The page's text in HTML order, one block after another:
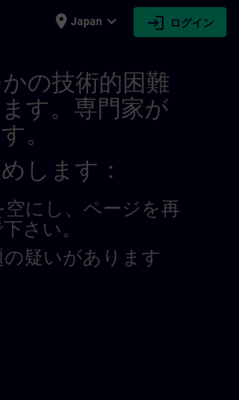
place Japan expand_more login ログイン
の技術的困難
す。専門家が
。
します：
にし、ページを再
さい。
疑いがあります